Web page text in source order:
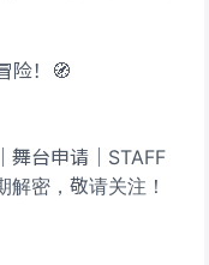
险！🧭
舞台申请｜STAFF
密，敬请关注！